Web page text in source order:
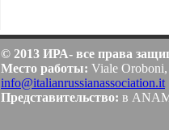
© 2013 ИРА- все права
Место работы: Viale
info@italianrussianassociation.it
Представительство: в